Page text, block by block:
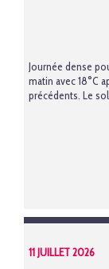
Journée dense
matin avec 18°C
précédents. Le
11 JUILLET 2026